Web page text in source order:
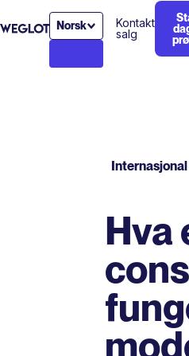
Norsk
Kontakt
salg
Hva